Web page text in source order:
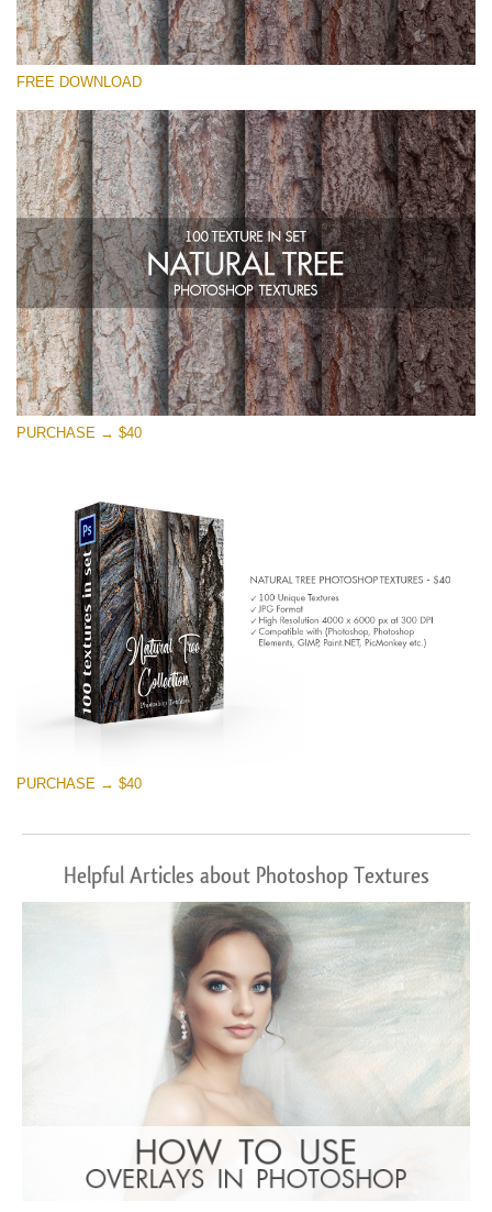
Please select
Small 800*533px
Natural Tree
(100 Textures)
Large 6000*4000px
Entire Collection
(1783 Overlays)
Large 6000*4000px
Free download
FREE DOWNLOAD
PURCHASE → $40
PURCHASE → $40
Helpful Articles about Photoshop Textures